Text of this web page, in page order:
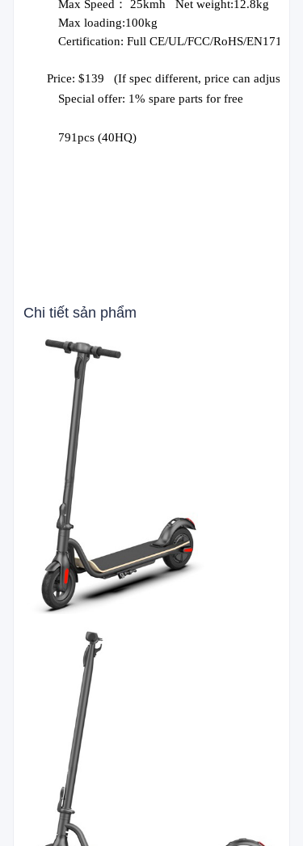
Max Speed： 25kmh Net weight:1 2.8kg
Max loading:100kg
Certification:Full CE/UL/FCC/RoHS/EN17128
Price: $139 (If spec different, price can adjust
Special offer: 1% spare parts for free
791pcs (40HQ)
Chi tiết sản phẩm